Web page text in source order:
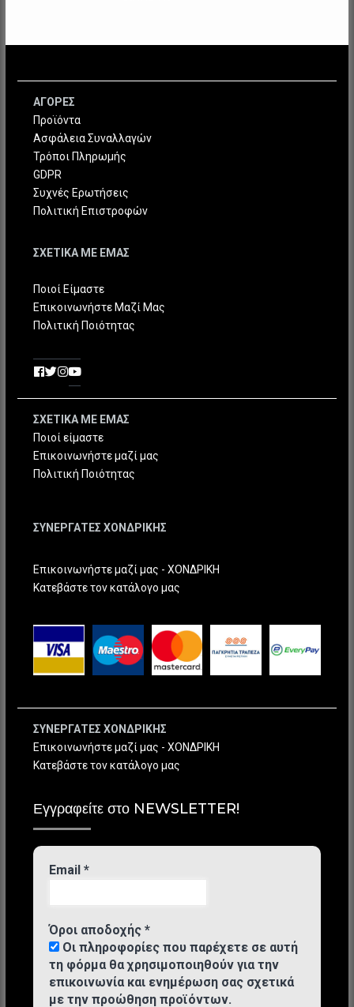
ΑΓΟΡΕΣ
Προϊόντα
Ασφάλεια Συναλλαγών
Τρόποι Πληρωμής
GDPR
Συχνές Ερωτήσεις
Πολιτική Επιστροφών
ΣΧΕΤΙΚΑ ΜΕ ΕΜΑΣ
Ποιοί Είμαστε
Επικοινωνήστε Μαζί Μας
Πολιτική Ποιότητας
ΣΧΕΤΙΚΑ ΜΕ ΕΜΑΣ
Ποιοί είμαστε
Επικοινωνήστε μαζί μας
Πολιτική Ποιότητας
ΣΥΝΕΡΓΑΤΕΣ ΧΟΝΔΡΙΚΗΣ
Επικοινωνήστε μαζί μας - ΧΟΝΔΡΙΚΗ
Κατεβάστε τον κατάλογο μας
ΣΥΝΕΡΓΑΤΕΣ ΧΟΝΔΡΙΚΗΣ
Επικοινωνήστε μαζί μας - ΧΟΝΔΡΙΚΗ
Κατεβάστε τον κατάλογο μας
Εγγραφείτε στο NEWSLETTER!
Email *
Όροι αποδοχής *
Οι πληροφορίες που παρέχετε σε αυτή
τη φόρμα θα χρησιμοποιηθούν για την
επικοινωνία και ενημέρωση σας σχετικά
με την προώθηση προϊόντων.